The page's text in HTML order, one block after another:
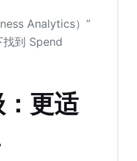
Analytics）”
找到 Spend
更适